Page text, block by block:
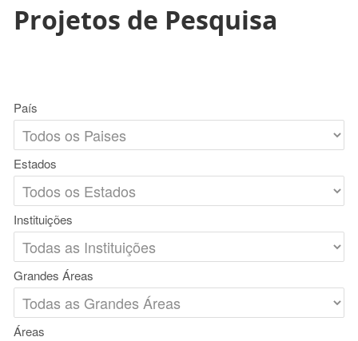
Projetos de Pesquisa
País
Estados
Instituições
Grandes Áreas
Áreas